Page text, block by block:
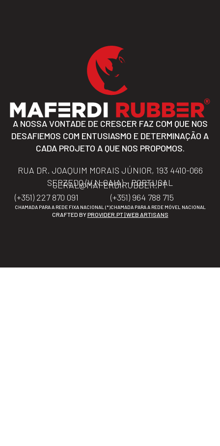
A NOSSA VONTADE DE CRESCER FAZ COM QUE NOS
DESAFIEMOS COM ENTUSIASMO E DETERMINAÇÃO A
CADA PROJETO A QUE NOS PROPOMOS.
RUA DR. JOAQUIM MORAIS JÚNIOR, 193 4410-066
SERZEDO (V.N.GAIA) – PORTUGAL
GERAL@MAFERDIRUBBER.PT
(+351) 227 870 091
CHAMADA PARA A REDE FIXA NACIONAL (*)
(+351) 964 788 715
CHAMADA PARA A REDE MÓVEL NACIONAL
CRAFTED BYPROVIDER.PT | WEB ARTISANS